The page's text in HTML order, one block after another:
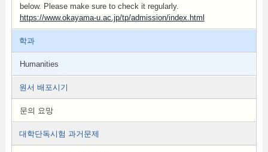
below. Please make sure to check it regularly.
https://www.okayama-u.ac.jp/tp/admission/index.html
학과
Humanities
원서 배포시기
문의 요망
대학단독시험 과거문제